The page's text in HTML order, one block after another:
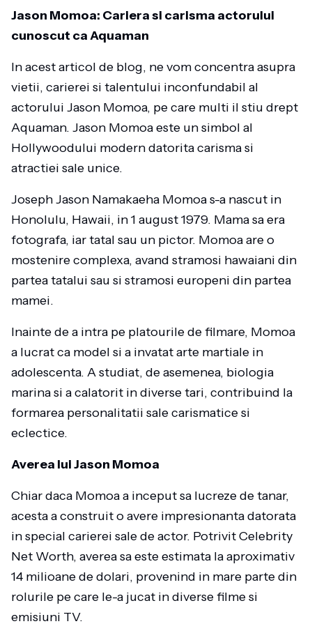
Jason Momoa: Cariera si carisma actorului
cunoscut ca Aquaman
In acest articol de blog, ne vom concentra asupra
vietii, carierei si talentului inconfundabil al
actorului Jason Momoa, pe care multi il stiu drept
Aquaman. Jason Momoa este un simbol al
Hollywoodului modern datorita carisma si
atractiei sale unice.
Joseph Jason Namakaeha Momoa s-a nascut in
Honolulu, Hawaii, in 1 august 1979. Mama sa era
fotografa, iar tatal sau un pictor. Momoa are o
mostenire complexa, avand stramosi hawaiani din
partea tatalui sau si stramosi europeni din partea
mamei.
Inainte de a intra pe platourile de filmare, Momoa
a lucrat ca model si a invatat arte martiale in
adolescenta. A studiat, de asemenea, biologia
marina si a calatorit in diverse tari, contribuind la
formarea personalitatii sale carismatice si
eclectice.
Averea lui Jason Momoa
Chiar daca Momoa a inceput sa lucreze de tanar,
acesta a construit o avere impresionanta datorata
in special carierei sale de actor. Potrivit Celebrity
Net Worth, averea sa este estimata la aproximativ
14 milioane de dolari, provenind in mare parte din
rolurile pe care le-a jucat in diverse filme si
emisiuni TV.